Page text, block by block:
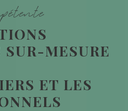
SUR-MESURE
ET LES